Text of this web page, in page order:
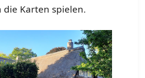
die Karten spielen.